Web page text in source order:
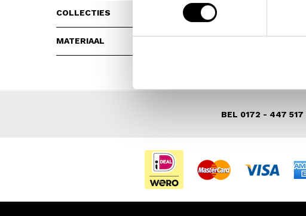
COLLECTIES
MATERIAAL
BEL 0172 - 447 517